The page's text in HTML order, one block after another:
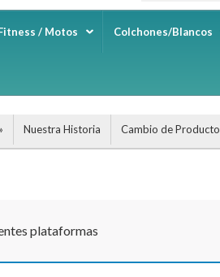
/ Motos Colchones/Blancos
Nuestra Historia Cambio de Producto
plataformas